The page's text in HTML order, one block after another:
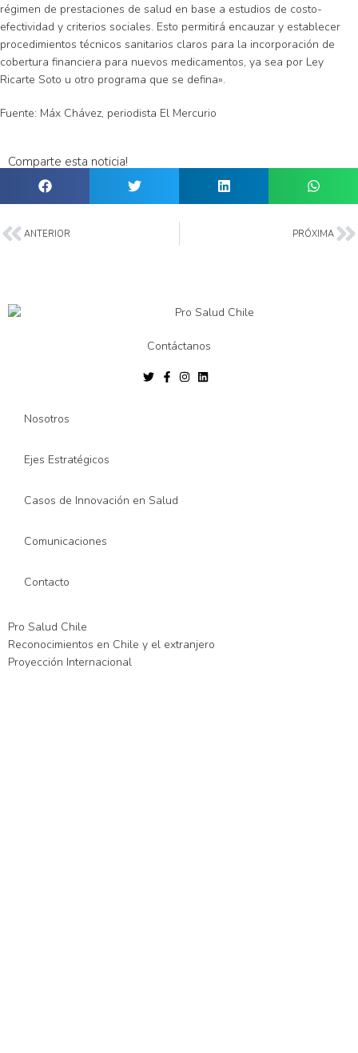
régimen de prestaciones de salud en base a estudios de costo-
efectividad y criterios sociales. Esto permitirá encauzar y establecer
procedimientos técnicos sanitarios claros para la incorporación de
cobertura financiera para nuevos medicamentos, ya sea por Ley
Ricarte Soto u otro programa que se defina».
Fuente: Máx Chávez, periodista El Mercurio
Comparte esta noticia!
ANTERIOR PRÓXIMA
Contáctanos
Nosotros
Ejes Estratégicos
Casos de Innovación en Salud
Comunicaciones
Contacto
Pro Salud Chile
Reconocimientos en Chile y el extranjero
Proyección Internacional